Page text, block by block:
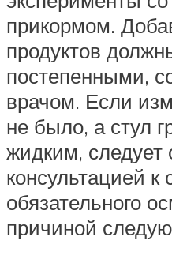
прикормом.
продуктов
постепенными,
врачом. Если
не было, а стул
жидким, следует
консультацией
обязательного
причиной